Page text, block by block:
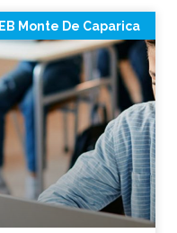
EB Monte De Caparica